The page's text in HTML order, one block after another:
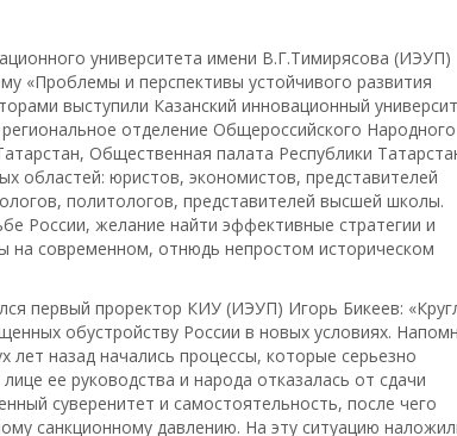
университета имени В.Г.Тимирясова (ИЭУП)
«Проблемы и перспективы устойчивого развития
выступили Казанский инновационный
отделение Общероссийского Народного
Общественная палата Республики
областей: юристов, экономистов, представителей
политологов, представителей высшей школы.
России, желание найти эффективные стратегии и
на современном, отнюдь непростом историческом
первый проректор КИУ (ИЭУП) Игорь Бикеев:
обустройству России в новых условиях.
лет назад начались процессы, которые серьезно
ее руководства и народа отказалась от сдачи
суверенитет и самостоятельность, после чего
санкционному давлению. На эту ситуацию